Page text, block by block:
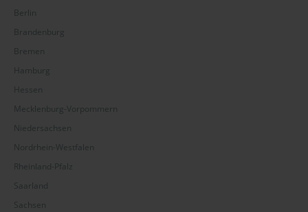
Berlin
Brandenburg
Bremen
Hamburg
Hessen
Mecklenburg-Vorpommern
Niedersachsen
Nordrhein-Westfalen
Rheinland-Pfalz
Saarland
Sachsen